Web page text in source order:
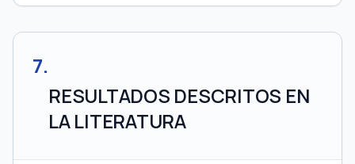
7.
RESULTADOS DESCRITOS EN
LA LITERATURA